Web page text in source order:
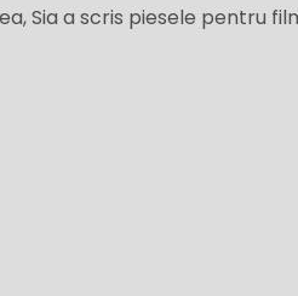
Sia a scris piesele pentru